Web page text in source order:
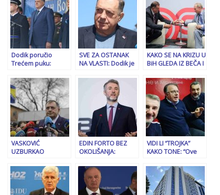
Dodik poručio
Trećem puku:
bi došao iz RS, ova
kasarna je…”
SVE ZA OSTANAK
NA VLASTI: Dodik je
Amerikancima rekao
da nikada neće
dobiti rudna
bogatstva RS-a,
jučer ih je ponudio
na tacni
KAKO SE NA KRIZU U
BiH GLEDA IZ BEČA I
posljednji krug
srama, on i Putin će
izvući deblji kraj, a
Amerika…
VASKOVIĆ
UZBURKAO
Dodik dao novac
osobama koje su ga
teško izvarale,
obećali su mu
EDIN FORTO BEZ
OKOLIŠANJA:
pred pravosuđem
je opasan
presedan”
VIDI LI “TROJKA”
KAKO TONE: “Ove
2014. godine nije
zatraženo od Vijeća
ministara BiH da 11.
juli proglasi…”